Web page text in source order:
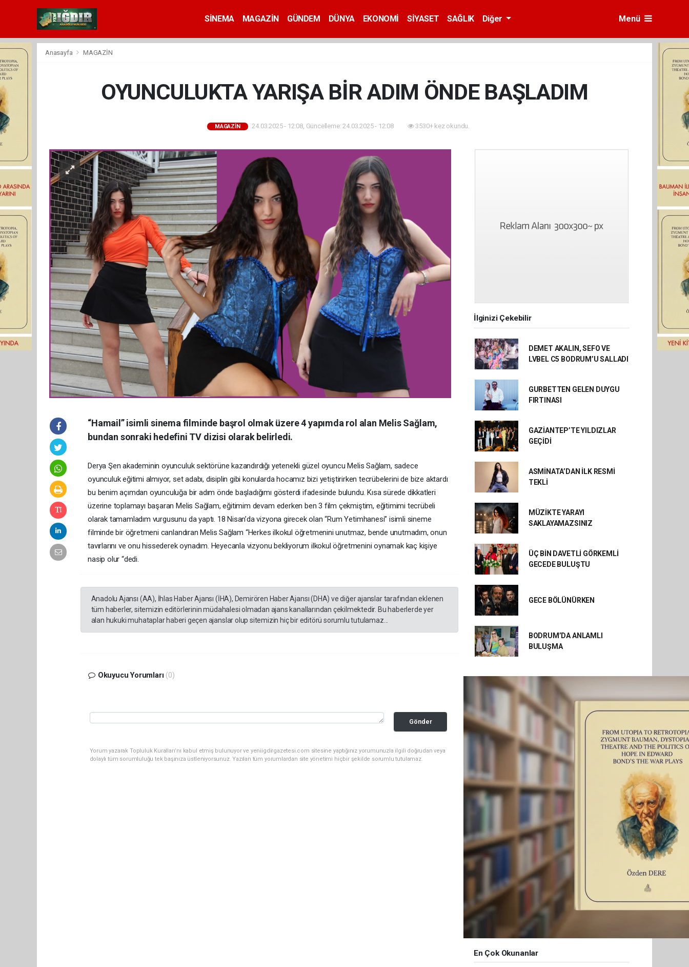
SİNEMA MAGAZİN GÜNDEM DÜNYA EKONOMİ SİYASET SAĞLIK Diğer Menü
Anasayfa MAGAZİN
OYUNCULUKTA YARIŞA BİR ADIM ÖNDE BAŞLADIM
MAGAZİN 24.03.2025 - 12:08, Güncelleme: 24.03.2025 - 12:08 3530+ kez okundu.
“Hamail” isimli sinema filminde başrol olmak üzere 4 yapımda rol alan Melis Sağlam,
bundan sonraki hedefini TV dizisi olarak belirledi.
Derya Şen akademinin oyunculuk sektörüne kazandırdığı yetenekli güzel oyuncu Melis Sağlam, sadece
oyunculuk eğitimi almıyor, set adabı, disiplin gibi konularda hocamız bizi yetiştirirken tecrübelerini de bize aktardı
bu benim açımdan oyunculuğa bir adım önde başladığımı gösterdi ifadesinde bulundu. Kısa sürede dikkatleri
üzerine toplamayı başaran Melis Sağlam, eğitimim devam ederken ben 3 film çekmiştim, eğitimimi tecrübeli
olarak tamamladım vurgusunu da yaptı. 18 Nisan’da vizyona girecek olan “Rum Yetimhanesi” isimli sineme
filminde bir öğretmeni canlandıran Melis Sağlam “Herkes ilkokul öğretmenini unutmaz, bende unutmadım, onun
tavırlarını ve onu hissederek oynadım. Heyecanla vizyonu bekliyorum ilkokul öğretmenini oynamak kaç kişiye
nasip olur “dedi.
Anadolu Ajansı (AA), İhlas Haber Ajansı (İHA), Demirören Haber Ajansı (DHA) ve diğer ajanslar tarafından eklenen
tüm haberler, sitemizin editörlerinin müdahalesi olmadan ajans kanallarından çekilmektedir. Bu haberlerde yer
alan hukuki muhataplar haberi geçen ajanslar olup sitemizin hiç bir editörü sorumlu tutulamaz...
Okuyucu Yorumları (0)
Gönder
Yorum yazarak Topluluk Kuralları’nı kabul etmiş bulunuyor ve yeniigdirgazetesi.com sitesine yaptığınız yorumunuzla ilgili doğrudan veya
dolaylı tüm sorumluluğu tek başınıza üstleniyorsunuz. Yazılan tüm yorumlardan site yönetimi hiçbir şekilde sorumlu tutulamaz.
İlginizi Çekebilir
DEMET AKALIN, SEFO VE
LVBEL C5 BODRUM’U SALLADI
GURBETTEN GELEN DUYGU
FIRTINASI
GAZİANTEP’TE YILDIZLAR
GEÇİDİ
ASMİNATA’DAN İLK RESMİ
TEKLİ
MÜZİKTE YARAYI
SAKLAYAMAZSINIZ
ÜÇ BİN DAVETLİ GÖRKEMLİ
GECEDE BULUŞTU
GECE BÖLÜNÜRKEN
BODRUM’DA ANLAMLI
BULUŞMA
En Çok Okunanlar